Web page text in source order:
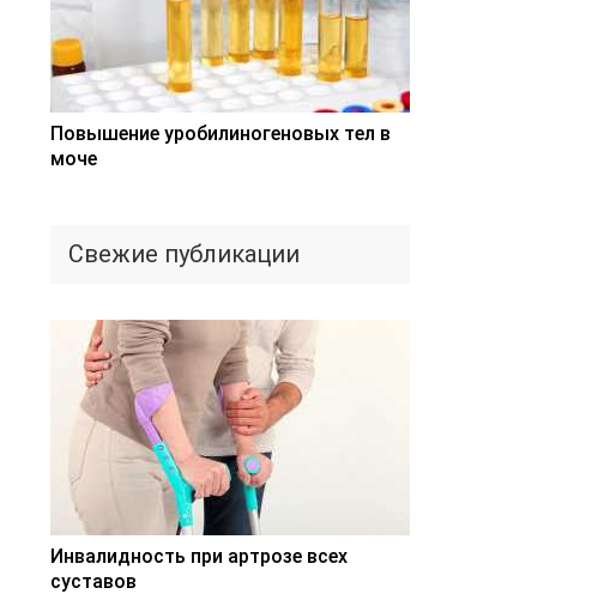
Повышение уробилиногеновых тел в
моче
Свежие публикации
Инвалидность при артрозе всех
суставов